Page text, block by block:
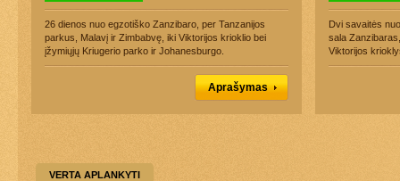
26 dienos nuo egzotiško Zanzibaro, per Tanzanijos
parkus, Malavį ir Zimbabvę, iki Viktorijos krioklio bei
įžymiųjų Kriugerio parko ir Johanesburgo.
Aprašymas
Dvi savaitės
sala
Viktorijos
VERTA APLANKYTI